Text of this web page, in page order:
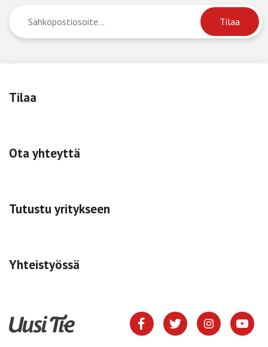
Tilaa
Ota yhteyttä
Tutustu yritykseen
Yhteistyössä